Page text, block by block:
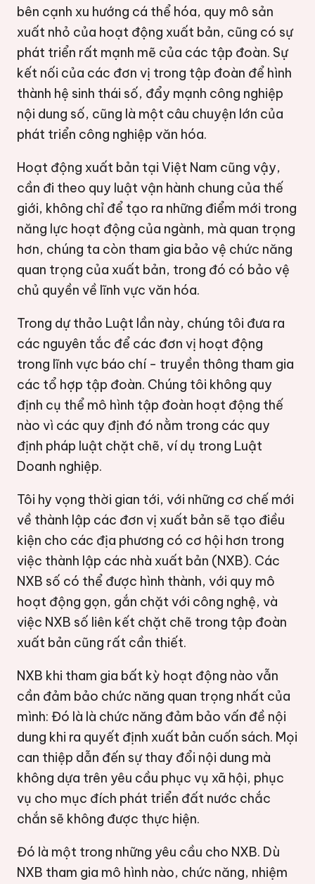
bên cạnh xu hướng cá thể hóa, quy mô sản
xuất nhỏ của hoạt động xuất bản, cũng có sự
phát triển rất mạnh mẽ của các tập đoàn. Sự
kết nối của các đơn vị trong tập đoàn để hình
thành hệ sinh thái số, đẩy mạnh công nghiệp
nội dung số, cũng là một câu chuyện lớn của
phát triển công nghiệp văn hóa.
Hoạt động xuất bản tại Việt Nam cũng vậy,
cần đi theo quy luật vận hành chung của thế
giới, không chỉ để tạo ra những điểm mới trong
năng lực hoạt động của ngành, mà quan trọng
hơn, chúng ta còn tham gia bảo vệ chức năng
quan trọng của xuất bản, trong đó có bảo vệ
chủ quyền về lĩnh vực văn hóa.
Trong dự thảo Luật lần này, chúng tôi đưa ra
các nguyên tắc để các đơn vị hoạt động
trong lĩnh vực báo chí - truyền thông tham gia
các tổ hợp tập đoàn. Chúng tôi không quy
định cụ thể mô hình tập đoàn hoạt động thế
nào vì các quy định đó nằm trong các quy
định pháp luật chặt chẽ, ví dụ trong Luật
Doanh nghiệp.
Tôi hy vọng thời gian tới, với những cơ chế mới
về thành lập các đơn vị xuất bản sẽ tạo điều
kiện cho các địa phương có cơ hội hơn trong
việc thành lập các nhà xuất bản (NXB). Các
NXB số có thể được hình thành, với quy mô
hoạt động gọn, gắn chặt với công nghệ, và
việc NXB số liên kết chặt chẽ trong tập đoàn
xuất bản cũng rất cần thiết.
NXB khi tham gia bất kỳ hoạt động nào vẫn
cần đảm bảo chức năng quan trọng nhất của
mình: Đó là là chức năng đảm bảo vấn đề nội
dung khi ra quyết định xuất bản cuốn sách. Mọi
can thiệp dẫn đến sự thay đổi nội dung mà
không dựa trên yêu cầu phục vụ xã hội, phục
vụ cho mục đích phát triển đất nước chắc
chắn sẽ không được thực hiện.
Đó là một trong những yêu cầu cho NXB. Dù
NXB tham gia mô hình nào, chức năng, nhiệm